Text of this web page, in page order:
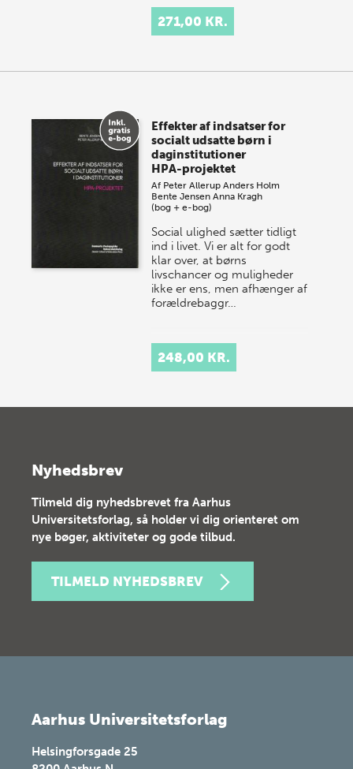
271,00 KR.
Effekter af indsatser for
socialt udsatte børn i
daginstitutioner
HPA-projektet
Af Peter Allerup Anders Holm
Bente Jensen Anna Kragh
(bog + e-bog)
Social ulighed sætter tidligt
ind i livet. Vi er alt for godt
klar over, at børns
livschancer og muligheder
ikke er ens, men afhænger af
forældrebaggr…
248,00 KR.
Nyhedsbrev
Tilmeld dig nyhedsbrevet fra Aarhus
Universitetsforlag, så holder vi dig orienteret om
nye bøger, aktiviteter og gode tilbud.
TILMELD NYHEDSBREV
Aarhus Universitetsforlag
Helsingforsgade 25